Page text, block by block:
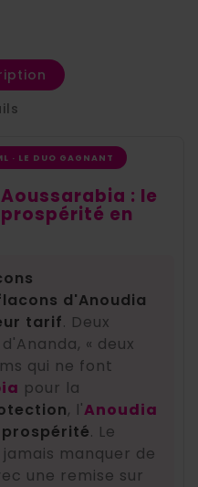
· LE DUO GAGNANT
: le
en
d'Anoudia
tarif. Deux
« deux
qui ne font
pour la
, l'Anoudia
. Le
manquer de
une remise sur